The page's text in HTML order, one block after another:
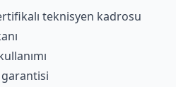
teknisyen kadrosu
garantisi